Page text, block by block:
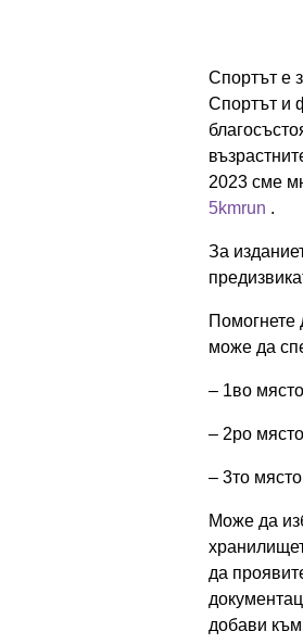
Спортът е
Спортът и
2023 сме
5kmrun .
За
Помогнете
може да
– 1во
– 2ро
– 3то
Може да
да
добави